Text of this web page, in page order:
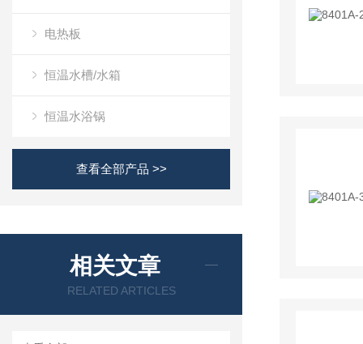
电热板
恒温水槽/水箱
恒温水浴锅
查看全部产品 >>
相关文章
RELATED ARTICLES